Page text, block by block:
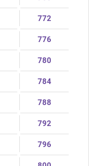
772
776
780
784
788
792
796